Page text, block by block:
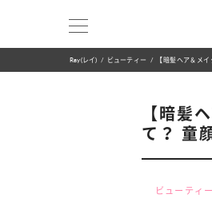
Ray(レイ) ビューティー 【暗髪ヘア＆メ
【暗髪
て？ 童
ビューティー